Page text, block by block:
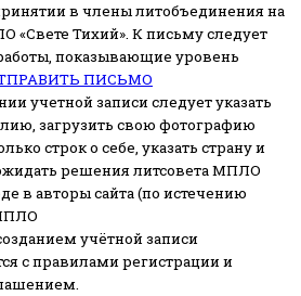
в члены литобъединения на
«Свете Тихий». К письму следует
показывающие уровень
ПИСЬМО
учетной записи следует указать
загрузить свою фотографию
строк о себе, указать страну и
решения литсовета МПЛО
в авторы сайта (по истечению
учётной записи
с правилами регистрации и